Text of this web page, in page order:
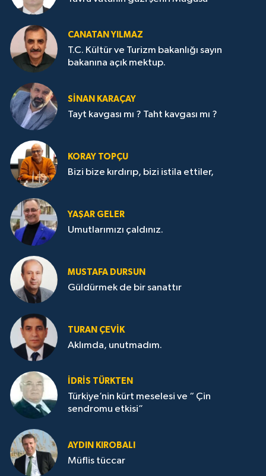
CANATAN YILMAZ
T.C. Kültür ve Turizm bakanlığı sayın
bakanına açık mektup.
SİNAN KARAÇAY
Tayt kavgası mı ? Taht kavgası mı ?
KORAY TOPÇU
Bizi bize kırdırıp, bizi istila ettiler,
YAŞAR GELER
Umutlarımızı çaldınız.
MUSTAFA DURSUN
Güldürmek de bir sanattır
TURAN ÇEVİK
Aklımda, unutmadım.
İDRİS TÜRKTEN
Türkiye’nin kürt meselesi ve “ Çin
sendromu etkisi”
AYDIN KIROBALI
Müflis tüccar